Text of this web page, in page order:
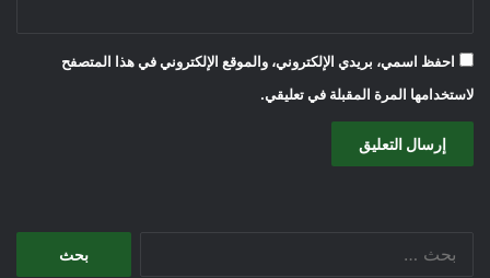
احفظ اسمي، بريدي الإلكتروني، والموقع الإلكتروني في هذا المتصفح
لاستخدامها المرة المقبلة في تعليقي.